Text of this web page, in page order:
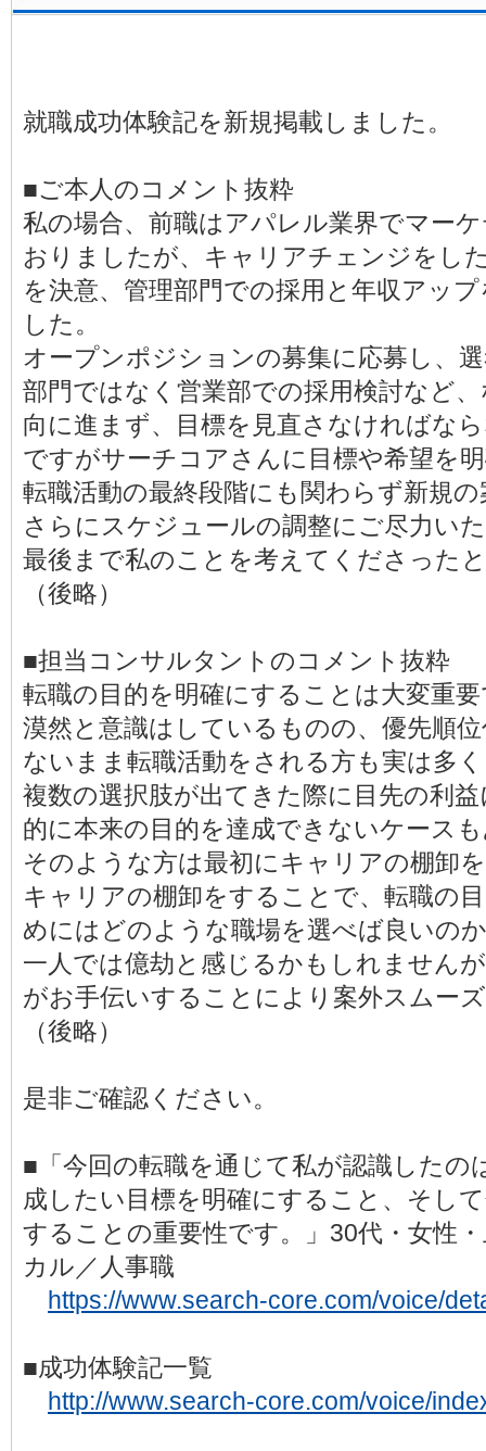
就職成功体験記を新規掲載しました。
■ご本人のコメント抜粋
私の場合、前職はアパレル業界でマー
おりましたが、キャリアチェンジをし
を決意、管理部門での採用と年収アッ
した。
オープンポジションの募集に応募し、
部門ではなく営業部での採用検討など
向に進まず、目標を見直さなければな
ですがサーチコアさんに目標や希望を
転職活動の最終段階にも関わらず新規
さらにスケジュールの調整にご尽力い
最後まで私のことを考えてくださった
（後略）
■担当コンサルタントのコメント抜粋
転職の目的を明確にすることは大変重
漠然と意識はしているものの、優先順
ないまま転職活動をされる方も実は多
複数の選択肢が出てきた際に目先の利
的に本来の目的を達成できないケース
そのような方は最初にキャリアの棚卸
キャリアの棚卸をすることで、転職の
めにはどのような職場を選べば良いの
一人では億劫と感じるかもしれません
がお手伝いすることにより案外スムー
（後略）
是非ご確認ください。
■「今回の転職を通じて私が認識したの
成したい目標を明確にすること、そし
することの重要性です。」30代・女性
カル／人事職
https://www.search-core.com/voice/
■成功体験記一覧
http://www.search-core.com/voice/